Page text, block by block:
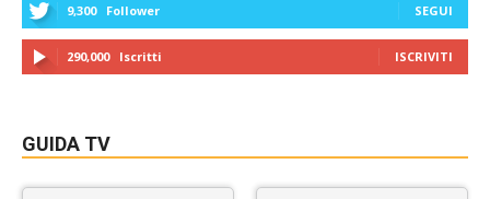
9,300 Follower SEGUI
290,000 Iscritti ISCRIVITI
GUIDA TV